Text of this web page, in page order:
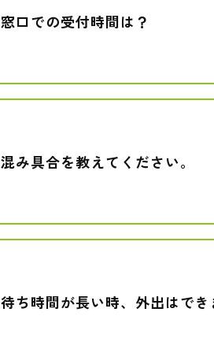
窓口での受付時間は？
混み具合を教えてください。
待ち時間が長い時、外出はで